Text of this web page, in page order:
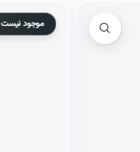
موجود نیست